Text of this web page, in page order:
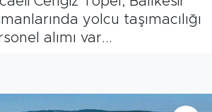
yolcu taşımacılığı
alımı var...